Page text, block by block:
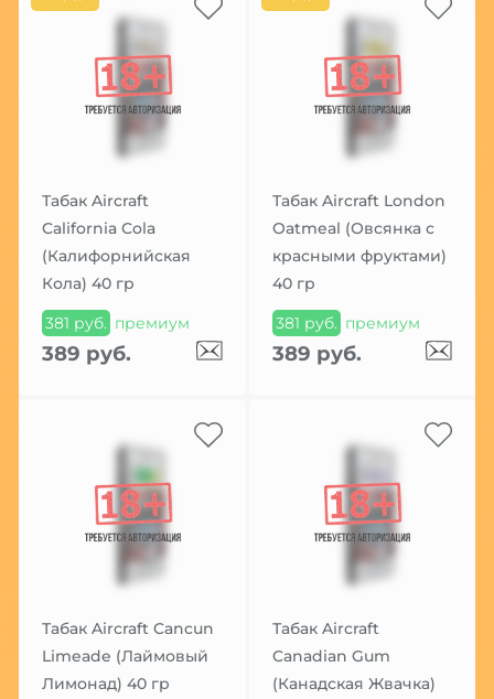
Табак Aircraft
California Cola
(Калифорнийская
Кола) 40 гр
381 руб. премиум
389 руб.
Табак Aircraft London
Oatmeal (Овсянка с
красными фруктами)
40 гр
381 руб. премиум
389 руб.
Табак Aircraft Cancun
Limeade (Лаймовый
Лимонад) 40 гр
Табак Aircraft
Canadian Gum
(Канадская Жвачка)